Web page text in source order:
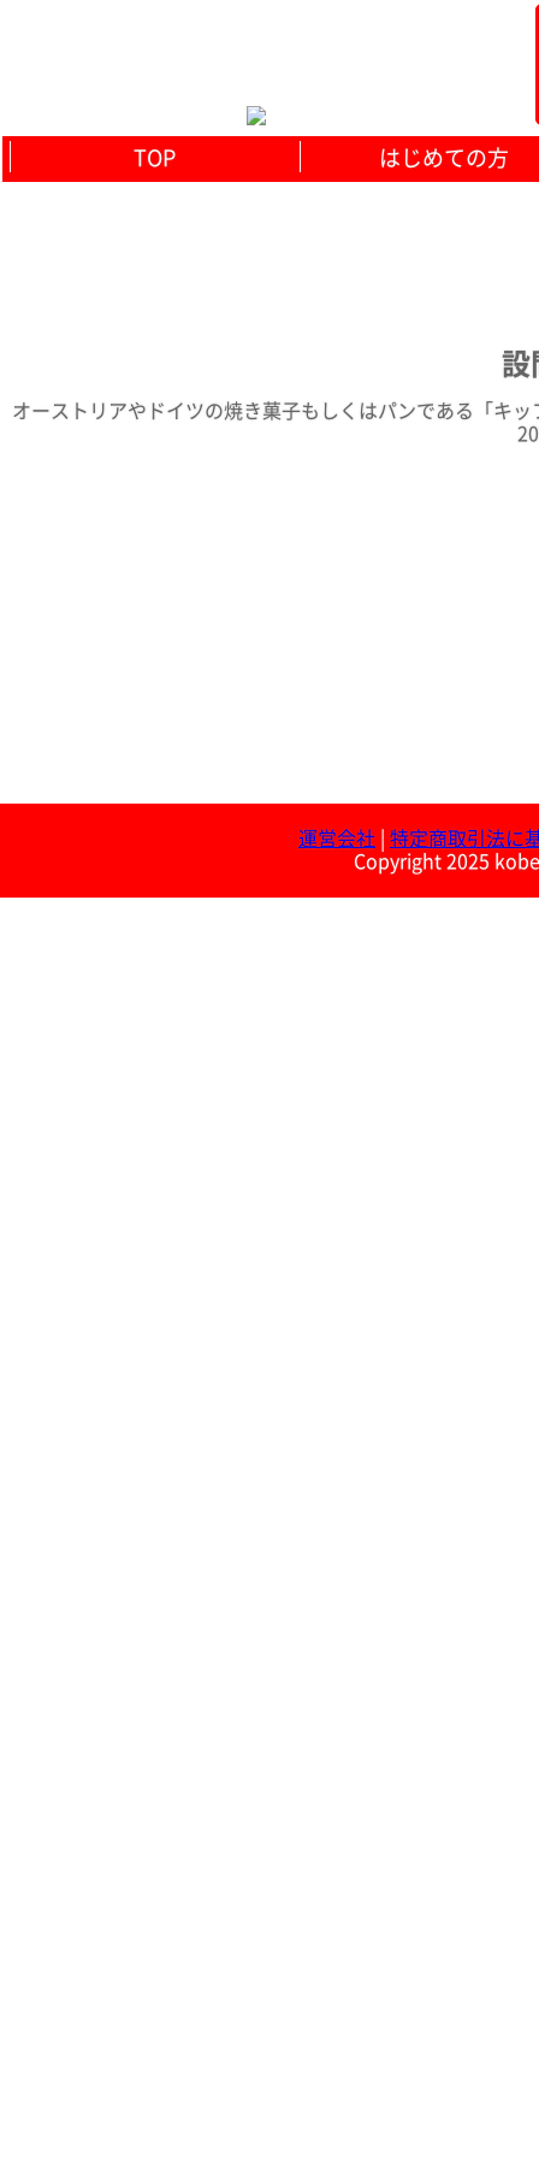
TOP はじめての方
設
オーストリアやドイツの焼き菓子もしくはパンである「キ
運営会社
特定商取引法に
Copyright 2025